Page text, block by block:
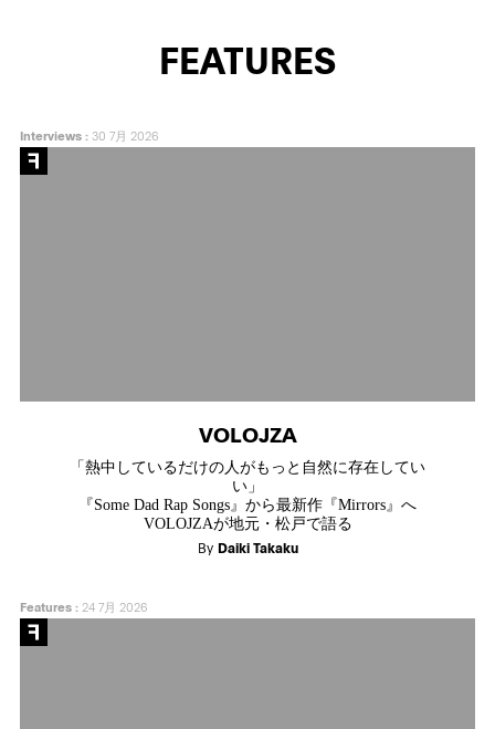
FEATURES
Interviews:30 7月 2026
VOLOJZA
「熱中しているだけの人がもっと自然に存在してい
い」
『Some Dad Rap Songs』から最新作『Mirrors』へ
VOLOJZAが地元・松戸で語る
By Daiki Takaku
Features:24 7月 2026